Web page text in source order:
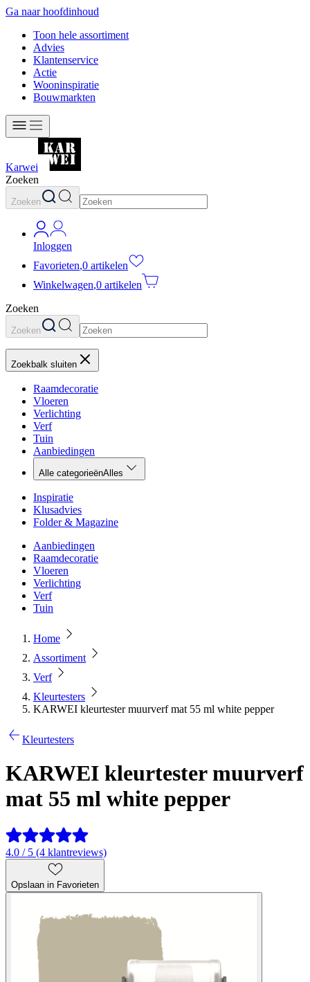
Ga naar hoofdinhoud
Toon hele assortiment
Advies
Klantenservice
Actie
Wooninspiratie
Bouwmarkten
Karwei
Zoeken
Zoeken
Inloggen
Favorieten,0 artikelen
Winkelwagen,0 artikelen
Zoeken
Zoeken
Zoekbalk sluiten
Raamdecoratie
Vloeren
Verlichting
Verf
Tuin
Aanbiedingen
Alle categorieënAlles
Inspiratie
Klusadvies
Folder & Magazine
Aanbiedingen
Raamdecoratie
Vloeren
Verlichting
Verf
Tuin
Home
Assortiment
Verf
Kleurtesters
KARWEI kleurtester muurverf mat 55 ml white pepper
Kleurtesters
KARWEI kleurtester muurverf
mat 55 ml white pepper
4.0 / 5 (4 klantreviews)
Opslaan in Favorieten